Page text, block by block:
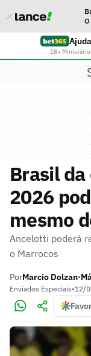
18+ Ministério
Brasil da
2026
mesmo
Ancelotti poderá
o Marrocos
PorMarcio Dolzan•
Enviados Especiais•12/